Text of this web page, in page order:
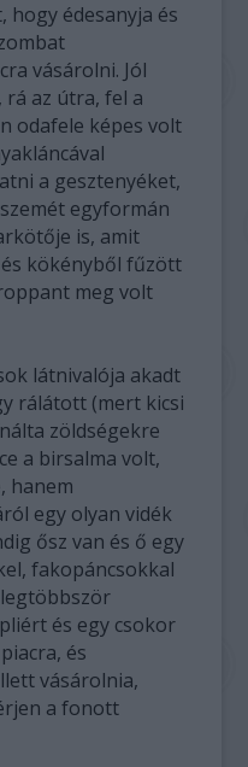
hogy édesanyja és
vásárolni. Jól
az útra, fel a
odafele képes volt
a gesztenyéket,
egyformán
is, amit
kökényből fűzött
meg volt
látnivalója akadt
rálátott (mert kicsi
zöldségekre
a birsalma volt,
hanem
egy olyan vidék
ősz van és ő egy
fakopáncsokkal
és egy csokor
és
vásárolnia,
a fonott